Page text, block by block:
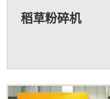
稻草粉碎机